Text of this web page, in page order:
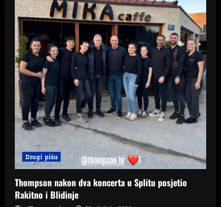
Drugi pišu
Thompson nakon dva koncerta u Splitu posjetio
Rakitno i Blidinje